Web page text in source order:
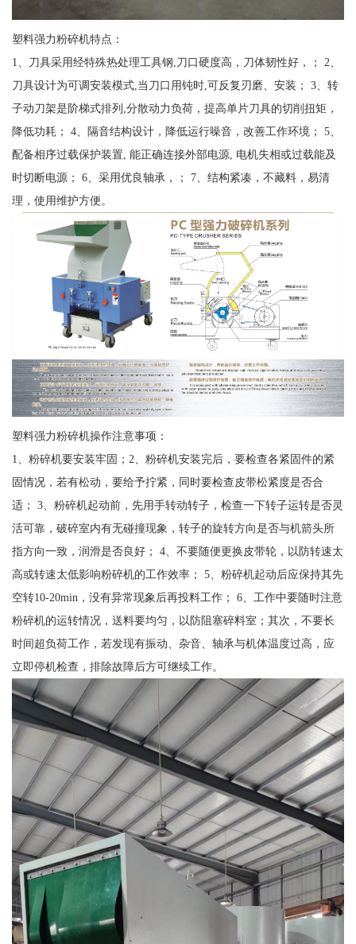
塑料强力粉碎机特点：
1、刀具采用经特殊热处理工具钢,刀口硬度高，刀体韧性好，； 2、
刀具设计为可调安装模式,当刀口用钝时,可反复刃磨、安装； 3、转
子动刀架是阶梯式排列,分散动力负荷，提高单片刀具的切削扭矩，
降低功耗； 4、隔音结构设计，降低运行噪音，改善工作环境； 5、
配备相序过载保护装置, 能正确连接外部电源, 电机失相或过载能及
时切断电源； 6、采用优良轴承，； 7、结构紧凑，不藏料，易清
理，使用维护方便。
塑料强力粉碎机操作注意事项：
1、粉碎机要安装牢固；2、粉碎机安装完后，要检查各紧固件的紧
固情况，若有松动，要给予拧紧，同时要检查皮带松紧度是否合
适； 3、粉碎机起动前，先用手转动转子，检查一下转子运转是否灵
活可靠，破碎室内有无碰撞现象，转子的旋转方向是否与机箭头所
指方向一致，润滑是否良好； 4、不要随便更换皮带轮，以防转速太
高或转速太低影响粉碎机的工作效率； 5、粉碎机起动后应保持其先
空转10-20min，没有异常现象后再投料工作； 6、工作中要随时注意
粉碎机的运转情况，送料要均匀，以防阻塞碎料室；其次，不要长
时间超负荷工作，若发现有振动、杂音、轴承与机体温度过高，应
立即停机检查，排除故障后方可继续工作。